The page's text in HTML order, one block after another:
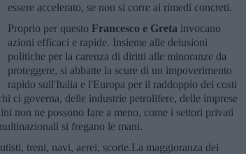
essere accelerato, se non si corre ai rimedi concreti.
Proprio per questo Francesco e Greta invocano
azioni efficaci e rapide. Insieme alle delusioni
politiche per la carenza di diritti alle minoranze da
proteggere, si abbatte la scure di un impoverimento
rapido sull'Italia e l'Europa per il raddoppio dei costi
ci governa, delle industrie petrolifere, delle imprese
non ne possono fare a meno, come i settori privati
si fregano le mani.
treni, navi, aerei, scorte.La maggioranza dei